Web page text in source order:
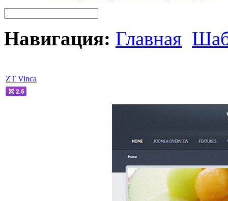
Навигация: Главная
ZT Vinca